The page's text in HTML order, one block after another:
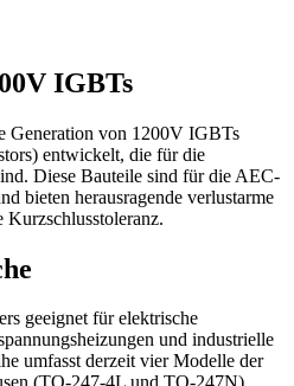
IGBTs
Generation von 1200V IGBTs
entwickelt, die für die
Diese Bauteile sind für die AEC-
bieten herausragende verlustarme
Kurzschlusstoleranz.
geeignet für elektrische
und industrielle
umfasst derzeit vier Modelle der